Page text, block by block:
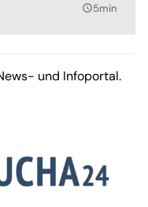
query_builder5min
und Infoportal.